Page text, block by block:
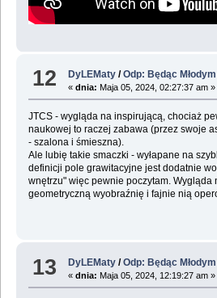
12 DyLEMaty /Odp: Będąc
«dnia: Maja 05, 2024, 02:27:37 am »
JTCS - wygląda na inspirującą, chociaż
naukowej to raczej zabawa (przez swoje
- szalona i śmieszna).
Ale lubię takie smaczki - wyłapane na
definicji pole grawitacyjne jest dodatnie
wnętrzu" więc pewnie poczytam. Wygląda
geometryczną wyobraźnię i fajnie nią
13 DyLEMaty /Odp: Będąc
«dnia: Maja 05, 2024, 12:19:27 am »